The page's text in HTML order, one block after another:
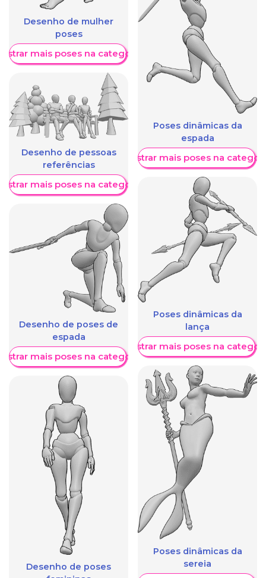
Desenho de mulher
poses
mais poses na categoria
Desenho de pessoas
referências
mais poses na categoria
Desenho de poses de
espada
mais poses na categoria
Desenho de poses
Poses dinâmicas da
espada
Mostrar mais poses na
Poses dinâmicas da
lança
Mostrar mais poses na
Poses dinâmicas da
sereia